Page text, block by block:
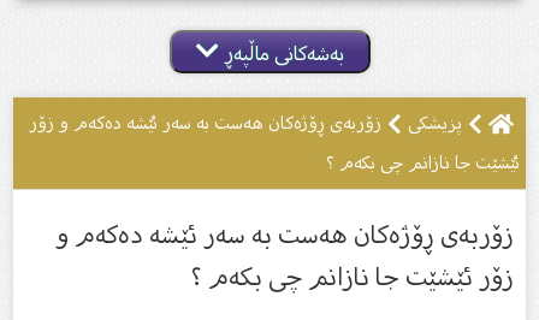
بەشەکانی ماڵپەڕ
پزیشکى
زۆربەى ڕۆژەكان هەست بە سەر ئێشە دەكەم و زۆر
ئێشێت جا نازانم چى بكەم ؟
زۆربەى ڕۆژەكان هەست بە سەر ئێشە دەكەم و
زۆر ئێشێت جا نازانم چى بكەم ؟